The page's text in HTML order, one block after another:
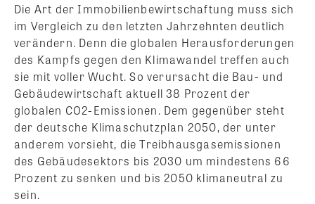
Die Art der Immobilienbewirtschaftung muss sich
im Vergleich zu den letzten Jahrzehnten deutlich
verändern. Denn die globalen Herausforderungen
des Kampfs gegen den Klimawandel treffen auch
sie mit voller Wucht. So verursacht die Bau- und
Gebäudewirtschaft aktuell 38 Prozent der
globalen CO2-Emissionen. Dem gegenüber steht
der deutsche Klimaschutzplan 2050, der unter
anderem vorsieht, die Treibhausgasemissionen
des Gebäudesektors bis 2030 um mindestens 66
Prozent zu senken und bis 2050 klimaneutral zu
sein.